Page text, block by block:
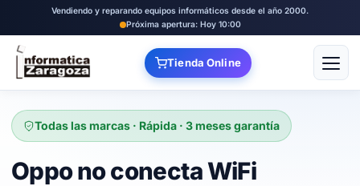
Vendiendo y reparando equipos informáticos desde el año 2000.
Próxima apertura: Hoy 10:00
Tienda Online Abrir
Todas las marcas · Rápida · 3 meses garantía
Oppo no conecta WiFi